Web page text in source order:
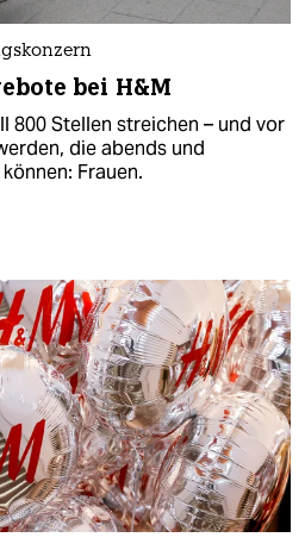
bei H&M
800 Stellen streichen – und vor
die abends und
Frauen.